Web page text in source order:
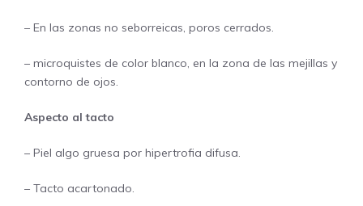
– En las zonas no seborreicas, poros cerrados.
– microquistes de color blanco, en la zona de las mejillas y
contorno de ojos.
Aspecto al tacto
– Piel algo gruesa por hipertrofia difusa.
– Tacto acartonado.